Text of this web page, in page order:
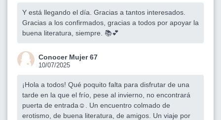
Y está llegando el día. Gracias a tantos interesados.
Gracias a los confirmados, gracias a todos por apoyar la
buena literatura, siempre. 📚💕
Conocer Mujer 67
10/07/2025
¡Hola a todos! Qué poquito falta para disfrutar de una
tarde en la que el frío, pese al invierno, no encontrará
puerta de entrada☺️. Un encuentro colmado de
erotismo, de buena literatura, de amigos. Un viaje por